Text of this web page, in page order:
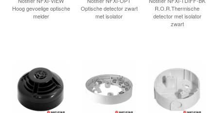
Hoog gevoelige optische
melder
Optische detector zwart
met isolator
R.O.R.Thermische
detector met isolator
zwart